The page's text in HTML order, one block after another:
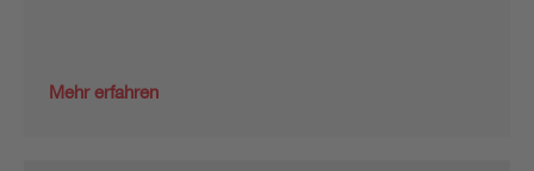
Mehr erfahren